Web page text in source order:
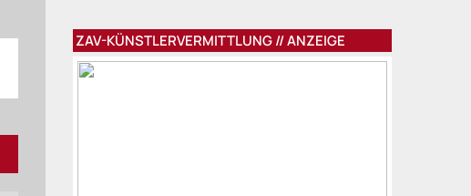
ZAV-KÜNSTLERVERMITTLUNG // ANZEIGE